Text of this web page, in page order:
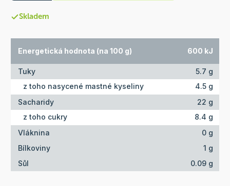
Skladem
Energetická hodnota (na 100 g) 600 kJ
Tuky
5.7 g
z toho nasycené mastné kyseliny
4.5 g
Sacharidy
22 g
z toho cukry
8.4 g
Vláknina
0 g
Bílkoviny
1 g
Sůl
0.09 g